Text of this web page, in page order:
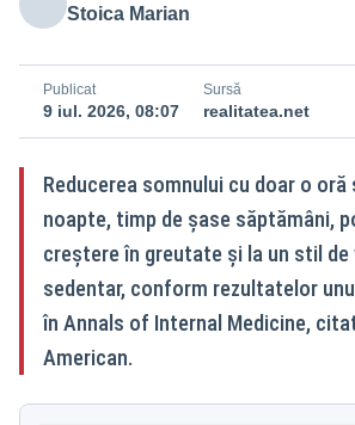
Stoica Marian
Publicat
9 iul. 2026, 08:07
Sursă
realitatea.net
Reducerea somnului cu doar o
noapte, timp de șase săptămâni,
creștere în greutate și la un stil de
sedentar, conform rezultatelor
în Annals of Internal Medicine,
American.